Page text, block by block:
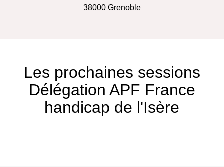
38000 Grenoble
Les prochaines sessions
Délégation APF France
handicap de l'Isère